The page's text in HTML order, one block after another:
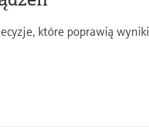
które poprawią wyniki